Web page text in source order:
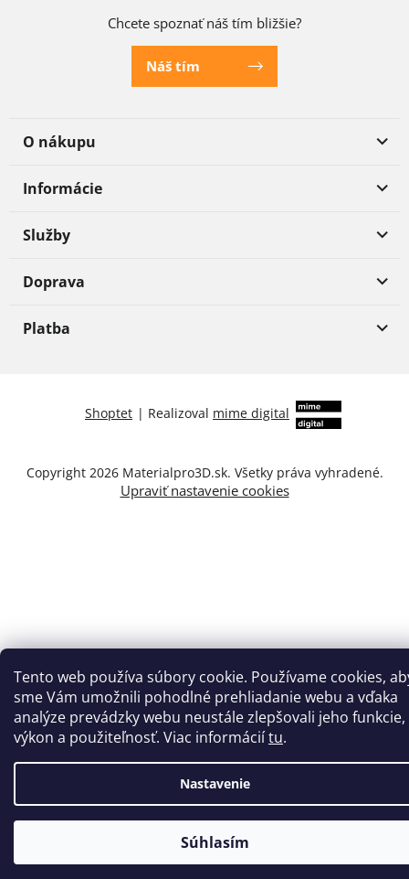
Tento web používa súbory cookie. Používame cookies,
sme Vám umožnili pohodlné prehliadanie webu a vďaka
analýze prevádzky webu neustále zlepšovali jeho funkcie,
výkon a použiteľnosť. Viac informáciítu.
Nastavenie
Súhlasím
Chcete spoznať náš tím bližšie?
Náš tím
O nákupu
Informácie
Služby
Doprava
Platba
Shoptet | Realizoval mime digital
Copyright 2026 Materialpro3D.sk. Všetky práva vyhradené.
Upraviť nastavenie cookies